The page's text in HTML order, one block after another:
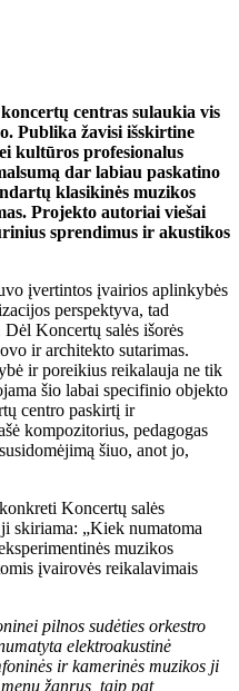
centras sulaukia vis
Publika žavisi išskirtine
kultūros profesionalus
dar labiau paskatino
klasikinės muzikos
Projekto autoriai viešai
sprendimus ir akustikos
įvertintos įvairios aplinkybės
perspektyva, tad
Koncertų salės išorės
ir architekto sutarimas.
ir poreikius reikalauja ne tik
šio labai specifinio objekto
centro paskirtį ir
kompozitorius, pedagogas
šiuo, anot jo,
Koncertų salės
skiriama: „Kiek numatoma
muzikos
įvairovės reikalavimais
pilnos sudėties orkestro
elektroakustinė
ir kamerinės muzikos ji
žanrus, taip pat